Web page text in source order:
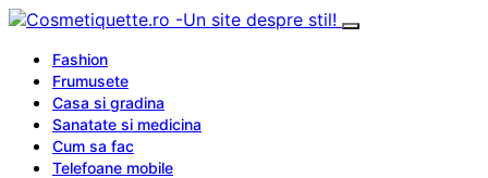
Fashion
Frumusete
Casa si gradina
Sanatate si medicina
Cum sa fac
Telefoane mobile